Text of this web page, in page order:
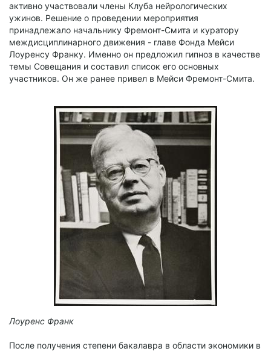
активно участвовали члены Клуба нейрологических
ужинов. Решение о проведении мероприятия
принадлежало начальнику Фремонт-Смита и куратору
междисциплинарного движения - главе Фонда Мейси
Лоуренсу Франку. Именно он предложил гипноз в качестве
темы Совещания и составил список его основных
участников. Он же ранее привел в Мейси Фремонт-Смита.
Лоуренс Франк
После получения степени бакалавра в области экономики в